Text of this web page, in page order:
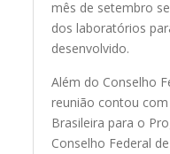
mês de setembro
dos laboratórios
desenvolvido.
Além do Conselho
reunião contou
Brasileira para o
Conselho Federal